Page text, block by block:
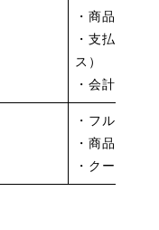
・商品のバ
・支払方法
ス）
・会計（お
・フルセル
・商品ごと
・クーポン